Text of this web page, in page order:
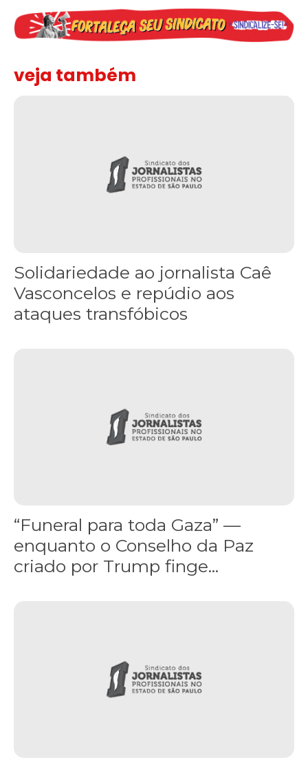
veja também
Solidariedade ao jornalista Caê
Vasconcelos e repúdio aos
ataques transfóbicos
“Funeral para toda Gaza” —
enquanto o Conselho da Paz
criado por Trump finge...